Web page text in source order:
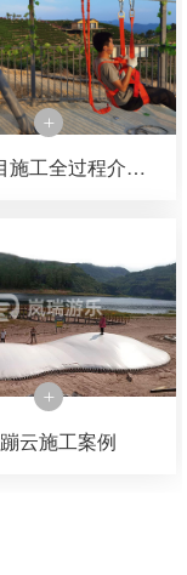
滑索项目施工全过程介绍，可以了解一下滑索是如何一步一步施工完成的
云施工案例